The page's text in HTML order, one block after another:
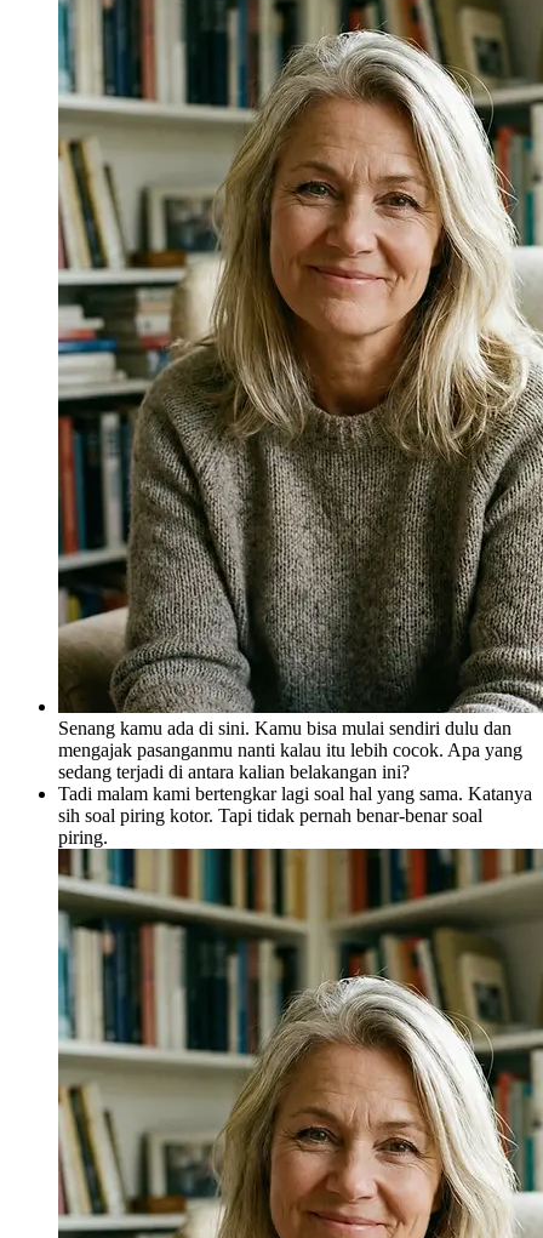
Senang kamu ada di sini. Kamu bisa mulai sendiri dulu dan
mengajak pasanganmu nanti kalau itu lebih cocok. Apa yang
sedang terjadi di antara kalian belakangan ini?
Tadi malam kami bertengkar lagi soal hal yang sama. Katanya
sih soal piring kotor. Tapi tidak pernah benar-benar soal
piring.